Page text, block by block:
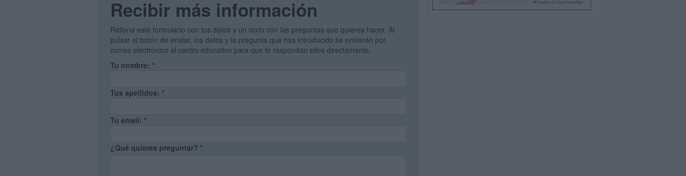
Recibir más información
Rellena este formulario con tus datos y un texto con las preguntas que quieres hacer. Al
pulsar el botón de enviar, los datos y la pregunta que has introducido se enviarán por
correo electrónico al centro educativo para que te respondan ellos directamente.
Tu nombre: *
Tus apellidos: *
Tu email: *
¿Qué quieres preguntar? *
Leaflet © OpenStreetMap